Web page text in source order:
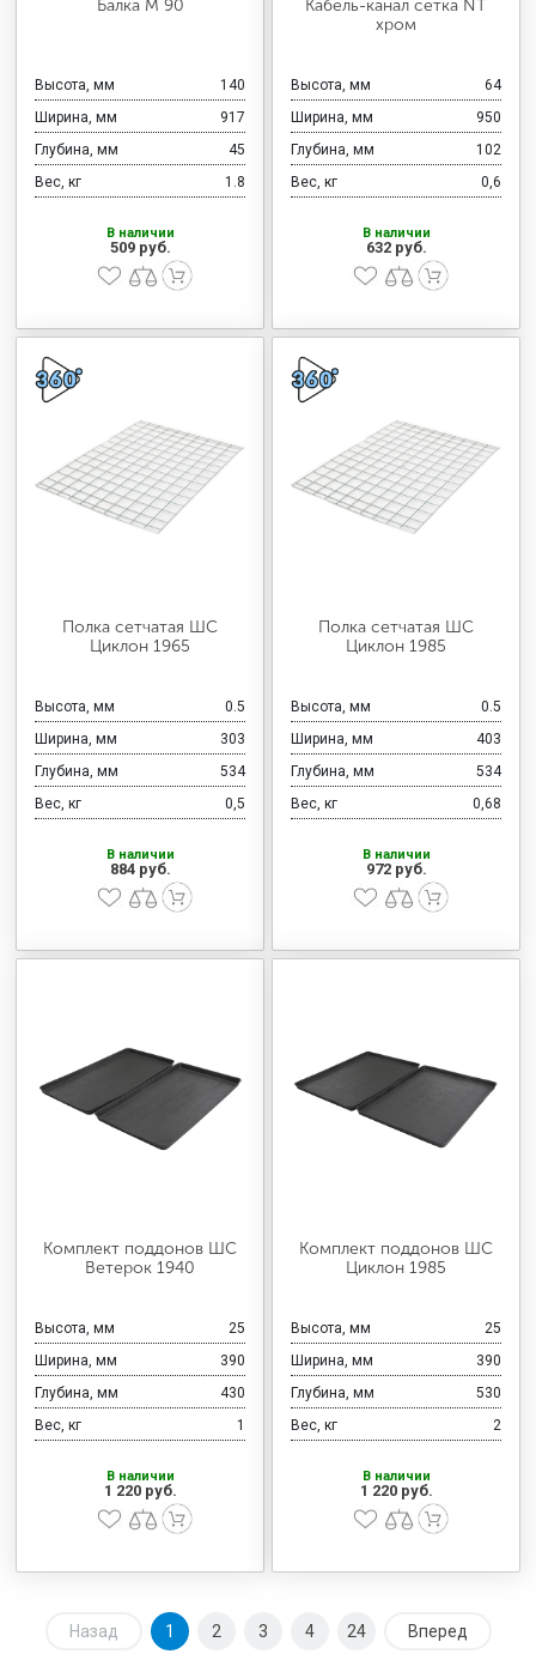
Балка M 90
Высота, мм
140
Ширина, мм
917
Глубина, мм
45
Вес, кг
1.8
В наличии
509 руб.
Кабель-канал сетка NT
хром
Высота, мм
64
Ширина, мм
950
Глубина, мм
102
Вес, кг
0,6
В наличии
632 руб.
Полка сетчатая ШС
Циклон 1965
Высота, мм
0.5
Ширина, мм
303
Глубина, мм
534
Вес, кг
0,5
В наличии
884 руб.
Полка сетчатая ШС
Циклон 1985
Высота, мм
0.5
Ширина, мм
403
Глубина, мм
534
Вес, кг
0,68
В наличии
972 руб.
Комплект поддонов ШС
Ветерок 1940
Высота, мм
25
Ширина, мм
390
Глубина, мм
430
Вес, кг
1
В наличии
1 220 руб.
Комплект поддонов ШС
Циклон 1985
Высота, мм
25
Ширина, мм
390
Глубина, мм
530
Вес, кг
2
В наличии
1 220 руб.
Назад 1 2 3 4 24 Вперед